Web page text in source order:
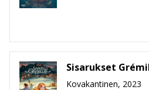
Sisarukset
Kovakantinen, 2023